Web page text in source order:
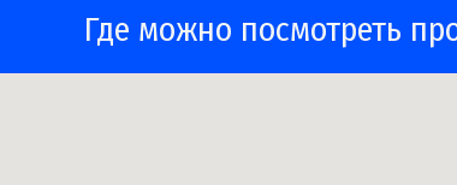
Где можно посмотреть